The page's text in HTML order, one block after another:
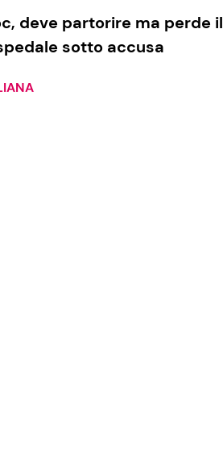
deve partorire ma perde il
sotto accusa